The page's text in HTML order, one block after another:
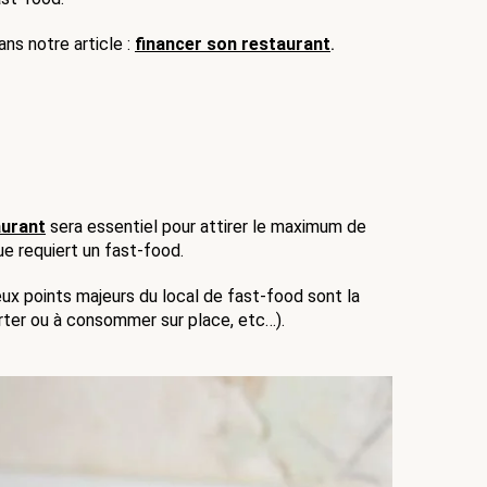
notre article : financer son restaurant.
sera essentiel pour attirer le maximum de
requiert un fast-food.
points majeurs du local de fast-food sont la
ou à consommer sur place, etc…).